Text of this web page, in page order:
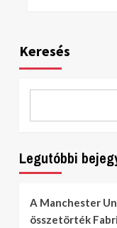
Keresés
Legutóbbi
A Manchester
összetörték